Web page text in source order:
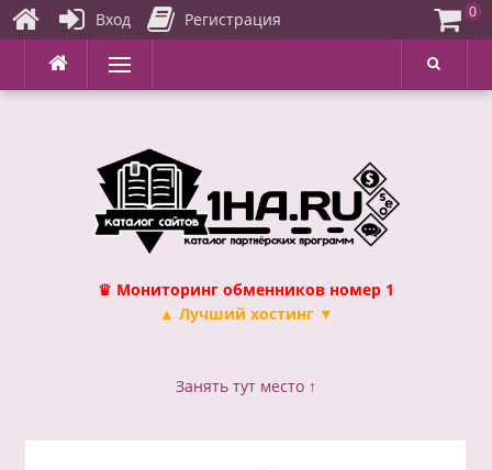
Перейти
содержимому
Меню
♛ Мониторинг обменников номер 1
▲ Лучший хостинг ▼
Занять тут место ↑
Вход Регистрация 0